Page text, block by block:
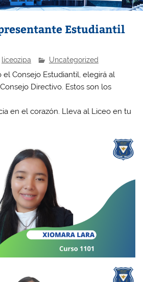
Estudiantil
liceozipa Uncategorized
el Consejo Estudiantil, elegirá al
Directivo. Estos son los
en el corazón. Lleva al Liceo en tu